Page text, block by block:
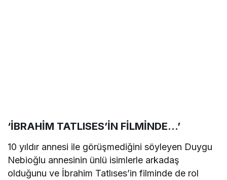
‘İBRAHİM TATLISES’İN FİLMİNDE…’
10 yıldır annesi ile görüşmediğini söyleyen Duygu
Nebioğlu annesinin ünlü isimlerle arkadaş
olduğunu ve İbrahim Tatlıses’in filminde de rol